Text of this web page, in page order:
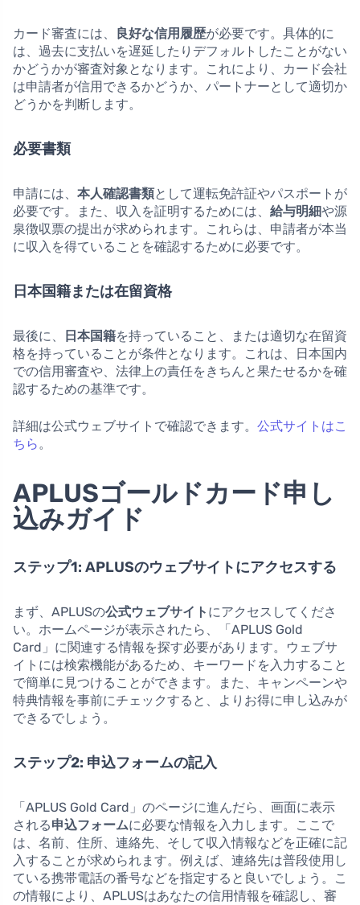
カード審査には、 良好な信用履歴が必要です。具体的に
は、過去に支払いを遅延したりデフォルトしたことがない
かどうかが審査対象となります。これにより、カード会社
は申請者が信用できるかどうか、パートナーとして適切か
どうかを判断します。
必要書類
申請には、 本人確認書類として運転免許証やパスポートが
必要です。また、収入を証明するためには、 給与明細や源
泉徴収票の提出が求められます。これらは、申請者が本当
に収入を得ていることを確認するために必要です。
日本国籍または在留資格
最後に、 日本国籍を持っていること、または適切な在留資
格を持っていることが条件となります。これは、日本国内
での信用審査や、法律上の責任をきちんと果たせるかを確
認するための基準です。
詳細は公式ウェブサイトで確認できます。 公式サイトはこ
ちら。
APLUSゴールドカード申し
込みガイド
ステップ1: APLUSのウェブサイトにアクセスする
まず、APLUSの公式ウェブサイト にアクセスしてくださ
い。ホームページが表示されたら、「APLUS Gold
Card」に関連する情報を探す必要があります。ウェブサ
イトには検索機能があるため、キーワードを入力すること
で簡単に見つけることができます。また、キャンペーンや
特典情報を事前にチェックすると、よりお得に申し込みが
できるでしょう。
ステップ2: 申込フォームの記入
「APLUS Gold Card」のページに進んだら、画面に表示
される申込フォームに必要な情報を入力します。ここで
は、名前、住所、連絡先、そして収入情報などを正確に記
入することが求められます。例えば、連絡先は普段使用し
ている携帯電話の番号などを指定すると良いでしょう。こ
の情報により、APLUSはあなたの信用情報を確認し、審